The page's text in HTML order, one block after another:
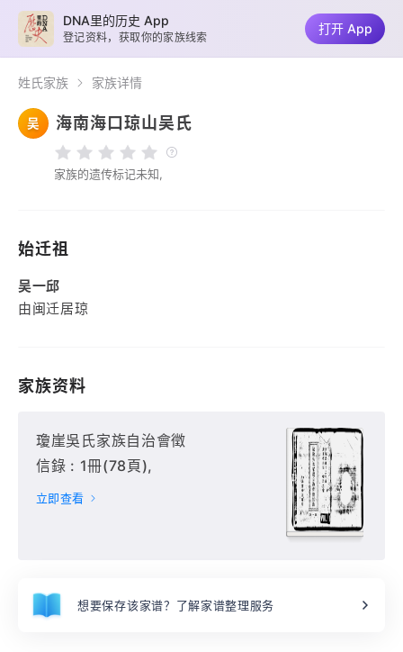
姓氏家族 家族详情
吴 海南海口琼山吴氏
家族的遗传标记未知,
始迁祖
吴一邱
由闽迁居琼
家族资料
瓊崖吳氏家族自治會徵
信錄 : 1冊(78頁),
立即查看
想要保存该家谱？了解家谱整理服务
DNA里的历史 App
登记资料，获取你的家族线索
打开 App